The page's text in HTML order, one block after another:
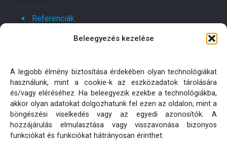
Beleegyezés kezelése
A legjobb élmény biztosítása érdekében olyan technológiákat
használunk, mint a cookie-k az eszközadatok tárolására
és/vagy eléréséhez. Ha beleegyezik ezekbe a technológiákba,
akkor olyan adatokat dolgozhatunk fel ezen az oldalon, mint a
böngészési viselkedés vagy az egyedi azonosítók. A
hozzájárulás elmulasztása vagy visszavonása bizonyos
funkciókat és funkciókat hátrányosan érinthet.
Referenciák
Ajánlatot kérek!
Oldaltérkép
Adatkezelési tájékoztatók